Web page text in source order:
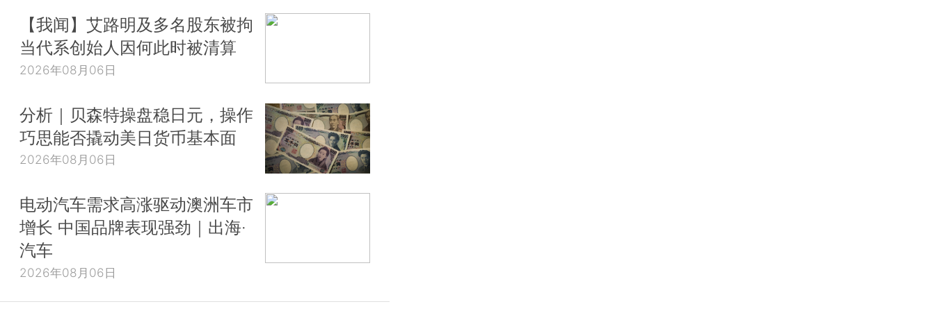
【我闻】艾路明及多名股东被拘
当代系创始人因何此时被清算
2026年08月06日
分析｜贝森特操盘稳日元，操作
巧思能否撬动美日货币基本面
2026年08月06日
电动汽车需求高涨驱动澳洲车市
增长 中国品牌表现强劲｜出海·
汽车
2026年08月06日